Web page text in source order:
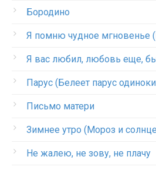
Бородино
Я помню чудное мгновенье
Я вас любил, любовь еще,
Парус (Белеет парус
Письмо матери
Зимнее утро (Мороз и
Не жалею, не зову, не плачу